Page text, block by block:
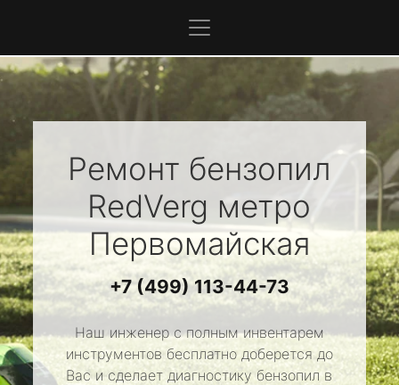
Ремонт бензопил
RedVerg метро
Первомайская
+7 (499) 113-44-73
Наш инженер с полным инвентарем
инструментов бесплатно доберется до
Вас и сделает диагностику бензопил в